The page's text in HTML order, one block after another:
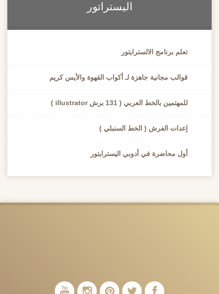
اليستراتور
تعلم برنامج الالسترايتور
قوالب مجانية جاهزة لـ أكواب القهوة والأيس كريم
للمهتمين بالخط العربي ( 131 برش illustrator )
إعدات الفرش ( الخط السنبلي )
أول محاضرة في أدوبي اليسترايتور